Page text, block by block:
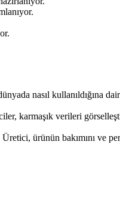
nasıl kullanıldığına
karmaşık verileri
ürünün bakımını ve